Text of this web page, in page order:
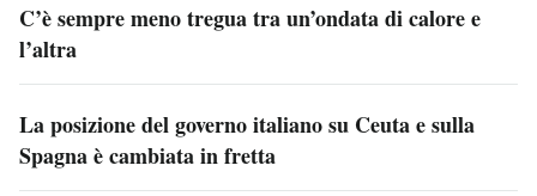
C’è sempre meno tregua tra un’ondata di calore e
l’altra
La posizione del governo italiano su Ceuta e sulla
Spagna è cambiata in fretta